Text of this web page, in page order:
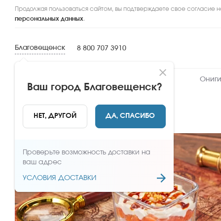
Продолжая пользоваться сайтом, вы подтверждаете свое
персональных данных.
Благовещенск
Ваш город Благовещенск?
НЕТ, ДРУГОЙ ДА, СПАСИБО
Проверьте возможность доставки на
ваш адрес
УСЛОВИЯ ДОСТАВКИ
8 800 707 3910
НАЗАД